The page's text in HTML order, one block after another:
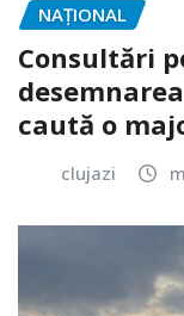
NAŢIONAL
Consultări
caută o
clujazi